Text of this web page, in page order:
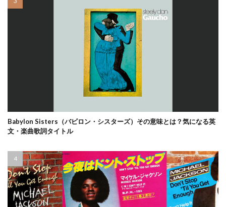
Babylon Sisters（バビロン・シスターズ）その意味とは？気になる英
文・楽曲歌詞タイトル